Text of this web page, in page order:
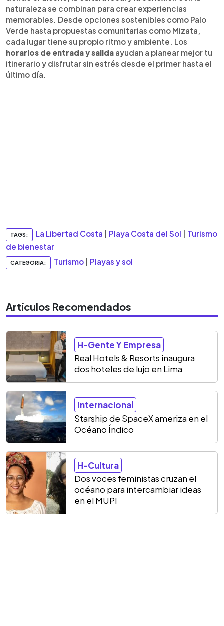
naturaleza se combinan para crear experiencias
memorables. Desde opciones sostenibles como Palo
Verde hasta propuestas comunitarias como Mizata,
cada lugar tiene su propio ritmo y ambiente. Los
horarios de entrada y salida ayudan a planear mejor tu
itinerario y disfrutar sin estrés desde el primer hasta el
último día.
TAGS: La Libertad Costa Playa Costa del Sol
Turismo
de bienestar
CATEGORIA: Turismo Playas y sol
Artículos Recomendados
H-Gente Y Empresa
Real Hotels & Resorts inaugura
dos hoteles de lujo en Lima
Internacional
Starship de SpaceX ameriza en el
Océano Índico
H-Cultura
Dos voces feministas cruzan el
océano para intercambiar ideas
en el MUPI